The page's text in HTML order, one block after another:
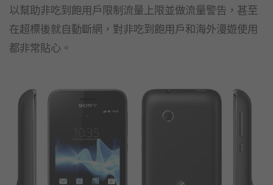
以幫助非吃到飽用戶限制流量上限並做流量警告，甚至
在超標後就自動斷網，對非吃到飽用戶和海外漫遊使用
都非常貼心。